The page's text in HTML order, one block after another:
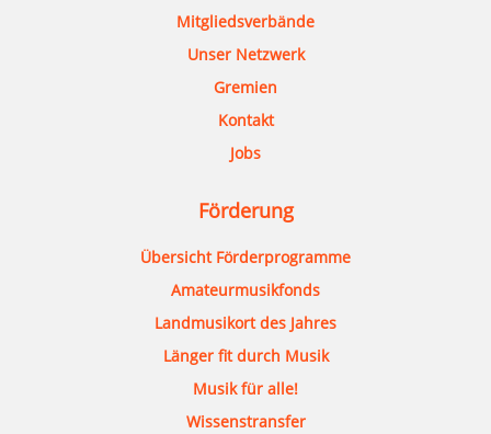
Mitgliedsverbände
Unser Netzwerk
Gremien
Kontakt
Jobs
Förderung
Übersicht Förderprogramme
Amateurmusikfonds
Landmusikort des Jahres
Länger fit durch Musik
Musik für alle!
Wissenstransfer